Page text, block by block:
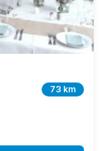
73 km